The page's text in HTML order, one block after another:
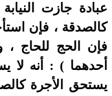
عبادة جازت
كالصدقة ، فإن
فإن الحج للحاج
أحدهما ) : أنه لا
يستحق الأجرة